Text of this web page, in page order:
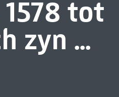
tot
zyn ...